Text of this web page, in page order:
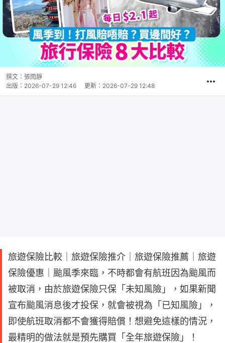
撰文： 張雨靜
出版： 2026-07-29 12:46 更新： 2026-07-29 12:48
旅遊保險比較｜旅遊保險推介｜旅遊保險推薦｜旅遊
保險優惠｜颱風季來臨，不時都會有航班因為颱風而
被取消，由於旅遊保險只保「未知風險」，如果新聞
宣布颱風消息後才投保，就會被視為「已知風險」，
即使航班取消都不會獲得賠償！想避免這樣的情況，
最精明的做法就是預先購買「全年旅遊保險」！